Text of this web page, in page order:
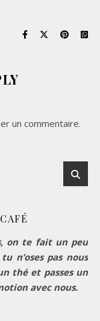
un commentaire.
on te fait un peu
n’oses pas nous
thé et passes un
avec nous.